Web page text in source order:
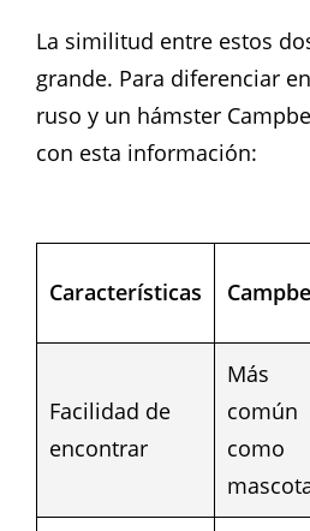
La similitud entre estos
grande. Para diferenciar
ruso y un hámster
con esta información:
Características
Facilidad de
encontrar
Más
común
como